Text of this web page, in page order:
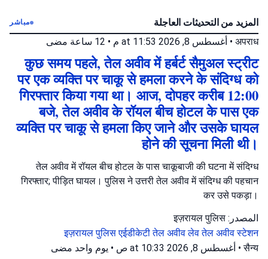
المزيد من التحديثات العاجلة مباشر
अपराध
• أغسطس 8, 2026 at 11:53 م • 12 ساعة مضى
कुछ समय पहले, तेल अवीव में हर्बर्ट सैमुअल स्ट्रीट
पर एक व्यक्ति पर चाकू से हमला करने के संदिग्ध को
गिरफ्तार किया गया था। आज, दोपहर करीब 12:00
बजे, तेल अवीव के रॉयल बीच होटल के पास एक
व्यक्ति पर चाकू से हमला किए जाने और उसके घायल
होने की सूचना मिली थी।
तेल अवीव में रॉयल बीच होटल के पास चाकूबाजी की घटना में संदिग्ध
गिरफ्तार; पीड़ित घायल। पुलिस ने उत्तरी तेल अवीव में संदिग्ध की पहचान
कर उसे पकड़ा।
المصدر: इज़रायल पुलिस
इज़रायल पुलिसएईडीकेटी तेल अवीवलेव तेल अवीव स्टेशन
सैन्य
• أغسطس 8, 2026 at 10:33 ص • يوم واحد مضى